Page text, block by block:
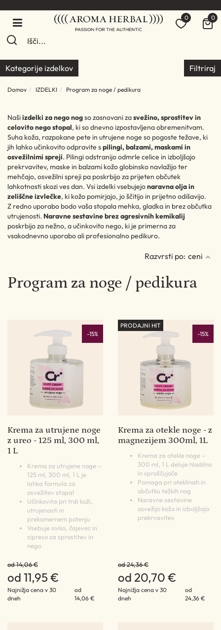
0 0
Kategorije izdelkov Filtriraj
Domov IZDELKI Program za noge / pedikura
Našiizdelki za nego nogso zasnovani zasvežino, sprostitev in
celovito nego stopal, ki so dnevno izpostavljena obremenitvam.
Suha koža, razpokane pete in utrujene noge so pogoste težave, ki
jih lahko učinkovito odpravite spilingi, balzami, maskami in
osvežilnimi spreji. Pilingi odstranijo odmrle celice in izboljšajo
prekrvavitev, maske in balzami kožo globinsko navlažijo ter
mehčajo, osvežilni spreji pa poskrbijo za prijeten občutek
lahkotnosti skozi ves dan. Vsi izdelki vsebujejonaravna olja in
zeliščne izvlečke, ki kožo pomirjajo, jo ščitijo in prijetno odišavijo.
Z redno uporabo bodo vaša stopala mehka, gladka in brez občutka
utrujenosti. Naravne sestavine brez agresivnih kemikalij
poskrbijo za nežno, a učinkovito nego, ki je primerna za
vsakodnevno uporabo ali profesionalno pedikuro.
Razvrsti po: ceni
Program za noge / pedikura
-15%
Krema za utrujene noge
z ureo - 125 ml, 300 ml,
1 L
Krema za utrujene noge –
125 ml, 300 ml, 1 L je
lahka formula za
osvežitev stopal
Učinkovita pri trdi koži,
utrujenosti in
prekomernem potenju
Vsebuje sivko, čajevec in
cipreso za sprostitev in
nego
od 14,06 €
od 11,95 €
Najnižja cena v 30
dneh
od
14,06 €
-15%
PRODAJNI HIT
Krema za otekle noge - z
magnezijem 300ml, 1L
Krema za otekle noge –
300 ml, 1 L deluje hladilno
in sproščujoče
Pomaga pri oteklinah in
občutku težkih nog
Naravne sestavine
osvežijo kožo in izboljšajo
prekrvavitev
od 24,36 €
od 20,70 €
Najnižja cena v 30
dneh
od
24,36 €